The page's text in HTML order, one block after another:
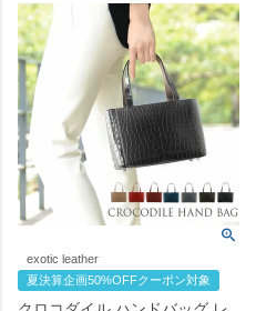
exotic leather
夏決算企画50%OFFクーポン対象